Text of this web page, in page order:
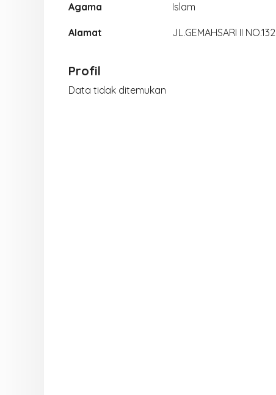
Agama Islam
Alamat JL.GEMAHSARI II NO.132
Profil
Data tidak ditemukan